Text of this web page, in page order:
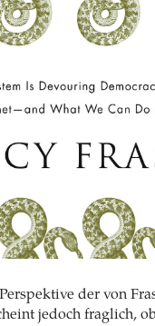
der von
jedoch fraglich,